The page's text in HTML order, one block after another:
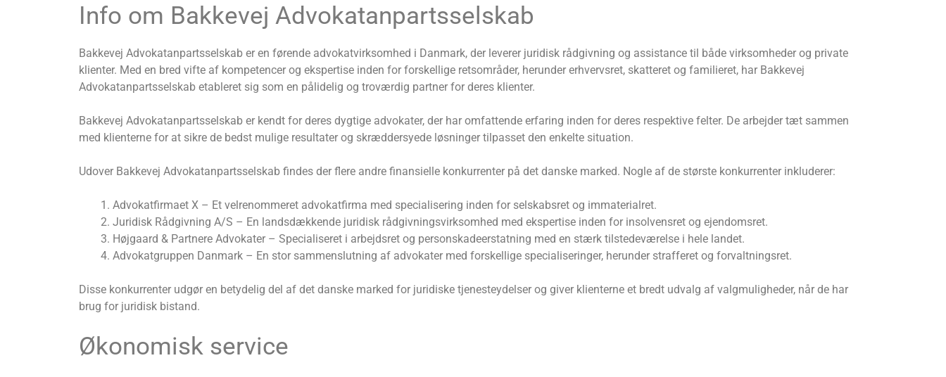
Info om Bakkevej Advokatanpartsselskab
Bakkevej Advokatanpartsselskab er en førende advokatvirksomhed i Danmark, der leverer juridisk rådgivning og assistance til både virksomheder og private
klienter. Med en bred vifte af kompetencer og ekspertise inden for forskellige retsområder, herunder erhvervsret, skatteret og familieret, har Bakkevej
Advokatanpartsselskab etableret sig som en pålidelig og troværdig partner for deres klienter.
Bakkevej Advokatanpartsselskab er kendt for deres dygtige advokater, der har omfattende erfaring inden for deres respektive felter. De arbejder tæt sammen
med klienterne for at sikre de bedst mulige resultater og skræddersyede løsninger tilpasset den enkelte situation.
Udover Bakkevej Advokatanpartsselskab findes der flere andre finansielle konkurrenter på det danske marked. Nogle af de største konkurrenter inkluderer:
Advokatfirmaet X – Et velrenommeret advokatfirma med specialisering inden for selskabsret og immaterialret.
Juridisk Rådgivning A/S – En landsdækkende juridisk rådgivningsvirksomhed med ekspertise inden for insolvensret og ejendomsret.
Højgaard & Partnere Advokater – Specialiseret i arbejdsret og personskadeerstatning med en stærk tilstedeværelse i hele landet.
Advokatgruppen Danmark – En stor sammenslutning af advokater med forskellige specialiseringer, herunder strafferet og forvaltningsret.
Disse konkurrenter udgør en betydelig del af det danske marked for juridiske tjenesteydelser og giver klienterne et bredt udvalg af valgmuligheder, når de har
brug for juridisk bistand.
Økonomisk service